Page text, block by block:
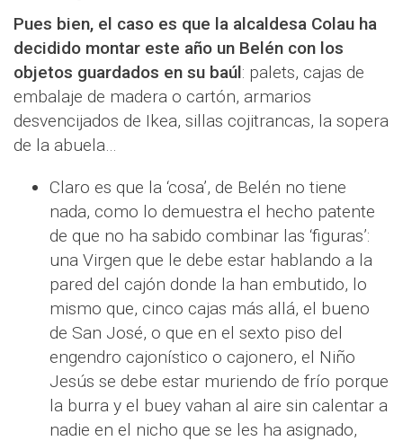
Pues bien, el caso es que la alcaldesa Colau ha
decidido montar este año un Belén con los
objetos guardados en su baúl: palets, cajas de
embalaje de madera o cartón, armarios
desvencijados de Ikea, sillas cojitrancas, la sopera
de la abuela…
Claro es que la ‘cosa’, de Belén no tiene
nada, como lo demuestra el hecho patente
de que no ha sabido combinar las ‘figuras’:
una Virgen que le debe estar hablando a la
pared del cajón donde la han embutido, lo
mismo que, cinco cajas más allá, el bueno
de San José, o que en el sexto piso del
engendro cajonístico o cajonero, el Niño
Jesús se debe estar muriendo de frío porque
la burra y el buey vahan al aire sin calentar a
nadie en el nicho que se les ha asignado,